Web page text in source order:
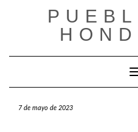
7 de mayo de 2023